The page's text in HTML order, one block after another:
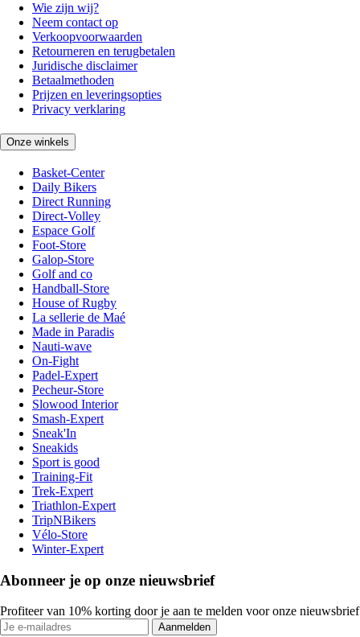
Wie zijn wij?
Neem contact op
Verkoopvoorwaarden
Retourneren en terugbetalen
Juridische disclaimer
Betaalmethoden
Prijzen en leveringsopties
Privacy verklaring
Onze winkels
Basket-Center
Daily Bikers
Direct Running
Direct-Volley
Espace Golf
Foot-Store
Galop-Store
Golf and co
Handball-Store
House of Rugby
La sellerie de Maé
Made in Paradis
Nauti-wave
On-Fight
Padel-Expert
Pecheur-Store
Slowood Interior
Smash-Expert
Sneak'In
Sneakids
Sport is good
Training-Fit
Trek-Expert
Triathlon-Expert
TripNBikers
Vélo-Store
Winter-Expert
Abonneer je op onze nieuwsbrief
Profiteer van 10% korting door je aan te melden voor onze nieuwsbrief
Aanmelden